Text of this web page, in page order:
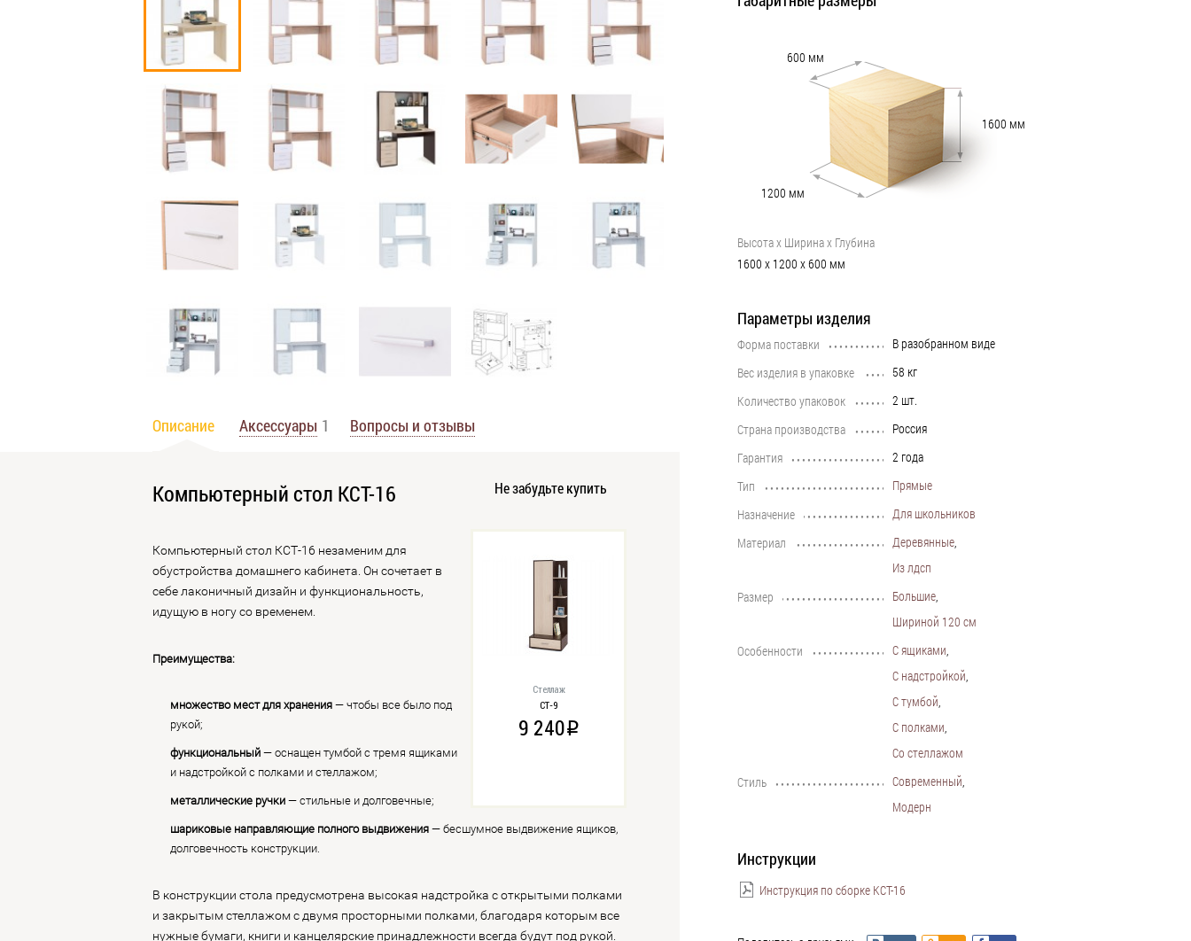
Описание Аксессуары 1 Вопросы и отзывы
Не забудьте купить
Стеллаж
СТ-9
9 240i
Компьютерный стол КСТ-16
Компьютерный стол КСТ-16 незаменим для
обустройства домашнего кабинета. Он сочетает в
себе лаконичный дизайн и функциональность,
идущую в ногу со временем.
Преимущества:
множество мест для хранения — чтобы все было под
рукой;
функциональный — оснащен тумбой с тремя ящиками
и надстройкой с полками и стеллажом;
металлические ручки — стильные и долговечные;
шариковые направляющие полного выдвижения — бесшумное выдвижение ящиков,
долговечность конструкции.
В конструкции стола предусмотрена высокая надстройка с открытыми полками
и закрытым стеллажом с двумя просторными полками, благодаря которым все
нужные бумаги, книги и канцелярские принадлежности всегда будут под рукой.
1200 мм
600 мм
1600 мм
Высота х Ширина х Глубина
1600 х 1200 х600 мм
Параметры изделия
Форма поставки В разобранном виде
Вес изделия в упаковке 58 кг
Количество упаковок 2 шт.
Страна производства Россия
Гарантия 2 года
Тип Прямые
Назначение Для школьников
Материал Деревянные,
Из лдсп
Размер Большие,
Шириной 120 см
Особенности С ящиками,
С надстройкой,
С тумбой,
С полками,
Со стеллажом
Стиль Современный,
Модерн
Инструкции
Инструкция по сборке КСТ-16